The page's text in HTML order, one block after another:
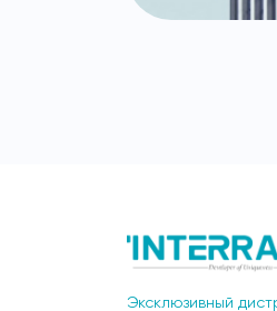
Эксклюзивный